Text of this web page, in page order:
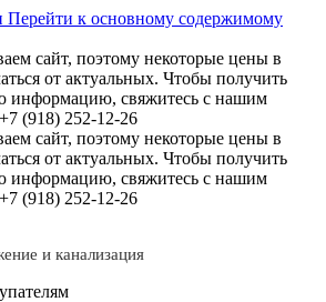
Перейти к основному содержимому
сайт, поэтому некоторые цены в
от актуальных. Чтобы получить
информацию, свяжитесь с нашим
(918) 252-12-26
сайт, поэтому некоторые цены в
от актуальных. Чтобы получить
информацию, свяжитесь с нашим
(918) 252-12-26
и канализация